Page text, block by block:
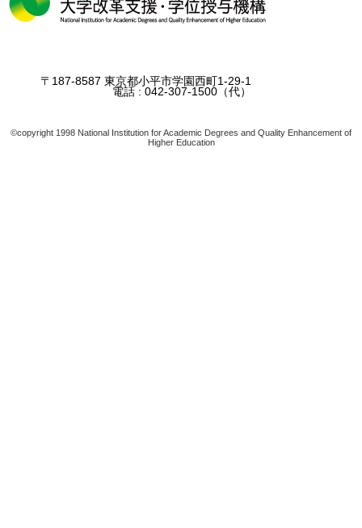
〒187-8587 東京都小平市学園西町1-29-1
電話 : 042-307-1500 （代）
©copyright 1998 National Institution for Academic Degrees and Quality Enhancement of
Higher Education